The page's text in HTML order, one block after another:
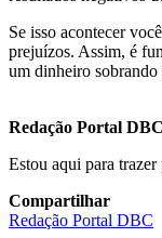
Se isso acontecer
prejuízos. Assim, é
um dinheiro sobrando
Redação Portal DBC
Estou aqui para
Compartilhar
Redação Portal DBC